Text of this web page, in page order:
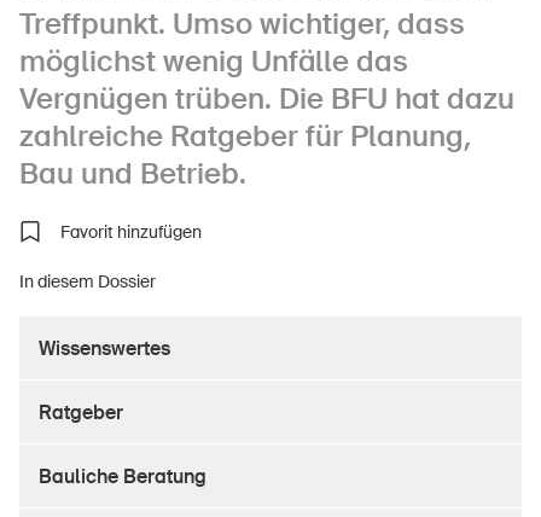
Politik
Sinus Plus
Kampagnen
Offene Stellen
Sichere Produkte
In diesem Dossier
Wissenswertes
Ratgeber
Bauliche Beratung
Treffpunkt. Umso wichtiger, dass
möglichst wenig Unfälle das
Vergnügen trüben. Die BFU hat dazu
zahlreiche Ratgeber für Planung,
Bau und Betrieb.
Favorit hinzufügen